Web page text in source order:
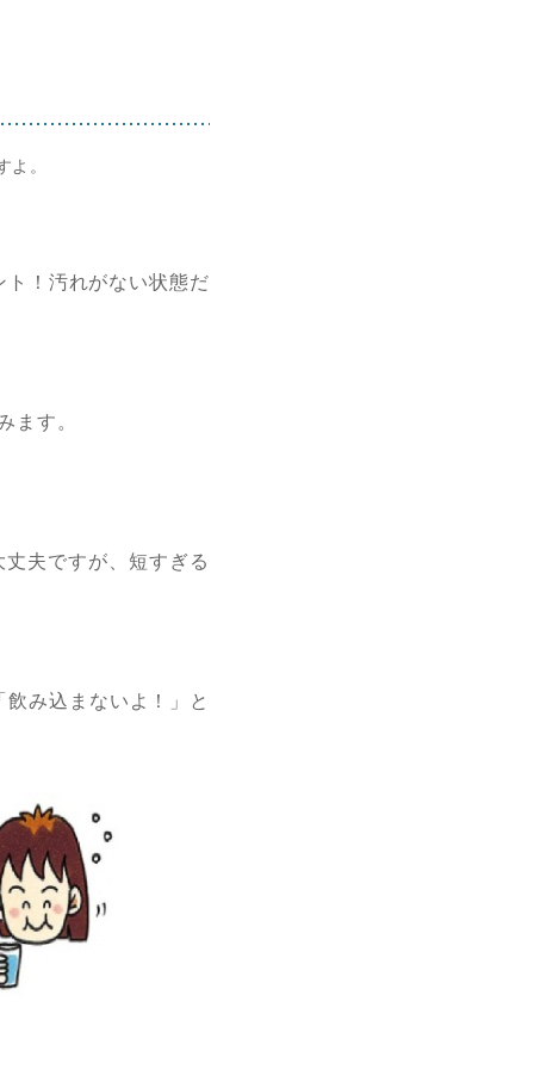
。
！汚れがない状態だ
ます。
夫ですが、短すぎる
み込まないよ！」と